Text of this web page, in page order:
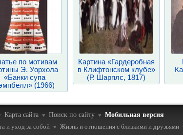
по мотивам
Э. Уорхола
«Банки супа
(1966)
Картина «Гардеробная
в Клифтонском клубе»
(Р. Шарплс, 1817)
Карта сайта ♥ Поиск по сайту ♥
Мобильная версия
и уход за собой
♥ Жизнь и отношения с близкими и друзьями